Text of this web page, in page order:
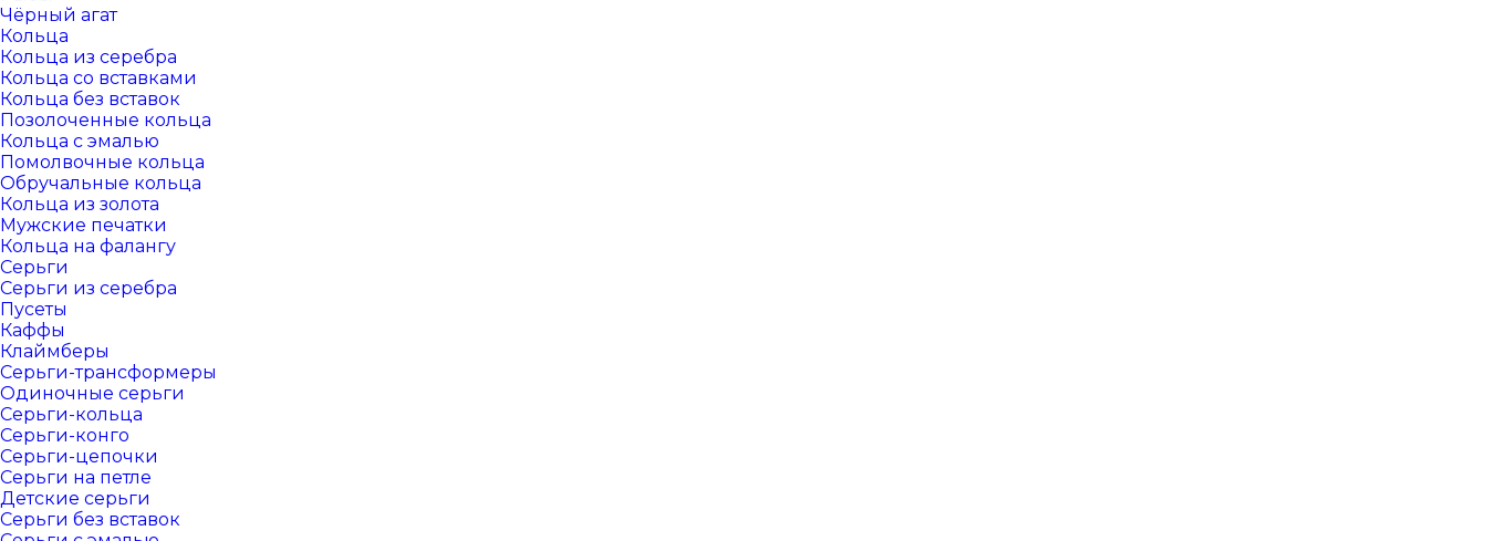
Чёрный агат
Кольца
Кольца из серебра
Кольца со вставками
Кольца без вставок
Позолоченные кольца
Кольца с эмалью
Помолвочные кольца
Обручальные кольца
Кольца из золота
Мужские печатки
Кольца на фалангу
Серьги
Серьги из серебра
Пусеты
Каффы
Клаймберы
Серьги-трансформеры
Одиночные серьги
Серьги-кольца
Серьги-конго
Серьги-цепочки
Серьги на петле
Детские серьги
Серьги без вставок